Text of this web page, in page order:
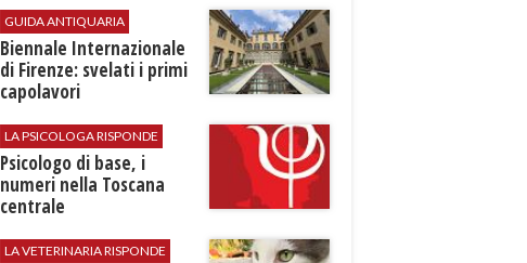
GUIDA ANTIQUARIA
Biennale Internazionale
di Firenze: svelati i primi
capolavori
LA PSICOLOGA RISPONDE
Psicologo di base, i
numeri nella Toscana
centrale
LA VETERINARIA RISPONDE